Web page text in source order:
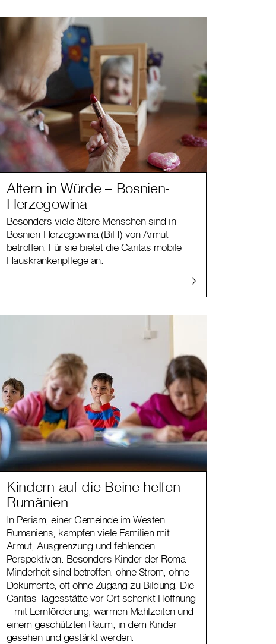
Altern in Würde – Bosnien-
Herzegowina
Besonders viele ältere Menschen sind in
Bosnien-Herzegowina (BiH) von Armut
betroffen. Für sie bietet die Caritas mobile
Hauskrankenpflege an.
Kindern auf die Beine helfen -
Rumänien
In Periam, einer Gemeinde im Westen
Rumäniens, kämpfen viele Familien mit
Armut, Ausgrenzung und fehlenden
Perspektiven. Besonders Kinder der Roma-
Minderheit sind betroffen: ohne Strom, ohne
Dokumente, oft ohne Zugang zu Bildung. Die
Caritas-Tagesstätte vor Ort schenkt Hoffnung
– mit Lernförderung, warmen Mahlzeiten und
einem geschützten Raum, in dem Kinder
gesehen und gestärkt werden.